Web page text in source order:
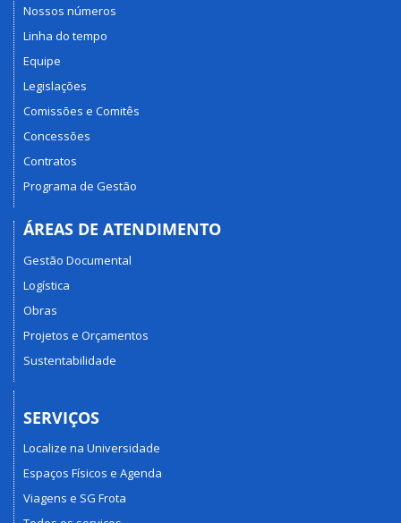
Nossos números
Linha do tempo
Equipe
Legislações
Comissões e Comitês
Concessões
Contratos
Programa de Gestão
ÁREAS DE ATENDIMENTO
Gestão Documental
Logística
Obras
Projetos e Orçamentos
Sustentabilidade
SERVIÇOS
Localize na Universidade
Espaços Físicos e Agenda
Viagens e SG Frota